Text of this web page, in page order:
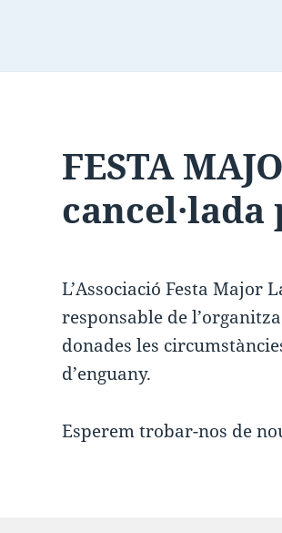
FESTA
L’Associació Festa Major
responsable de
donades les
d’enguany.
Esperem trobar-nos de